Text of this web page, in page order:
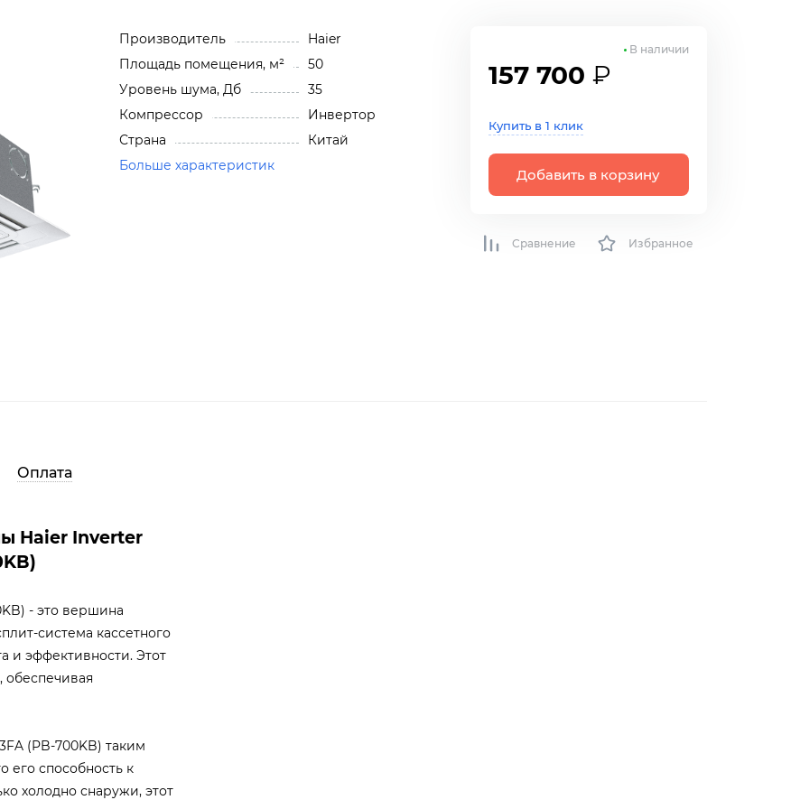
Производитель
Haier
Площадь помещения, м²
50
Уровень шума, Дб
35
Компрессор
Инвертор
Страна
Китай
Больше характеристик
157 700 ₽
Купить в 1 клик
Добавить в корзину
В наличии
Сравнение Избранное
Оплата
Haier Inverter
- это вершина
система кассетного
и эффективности. Этот
(PB-700KB) таким
его способность к
холодно снаружи, этот